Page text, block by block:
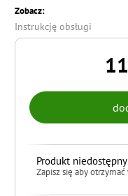
Zobacz:
Instrukcję obsługi
Produkt niedostępny
Zapisz się aby